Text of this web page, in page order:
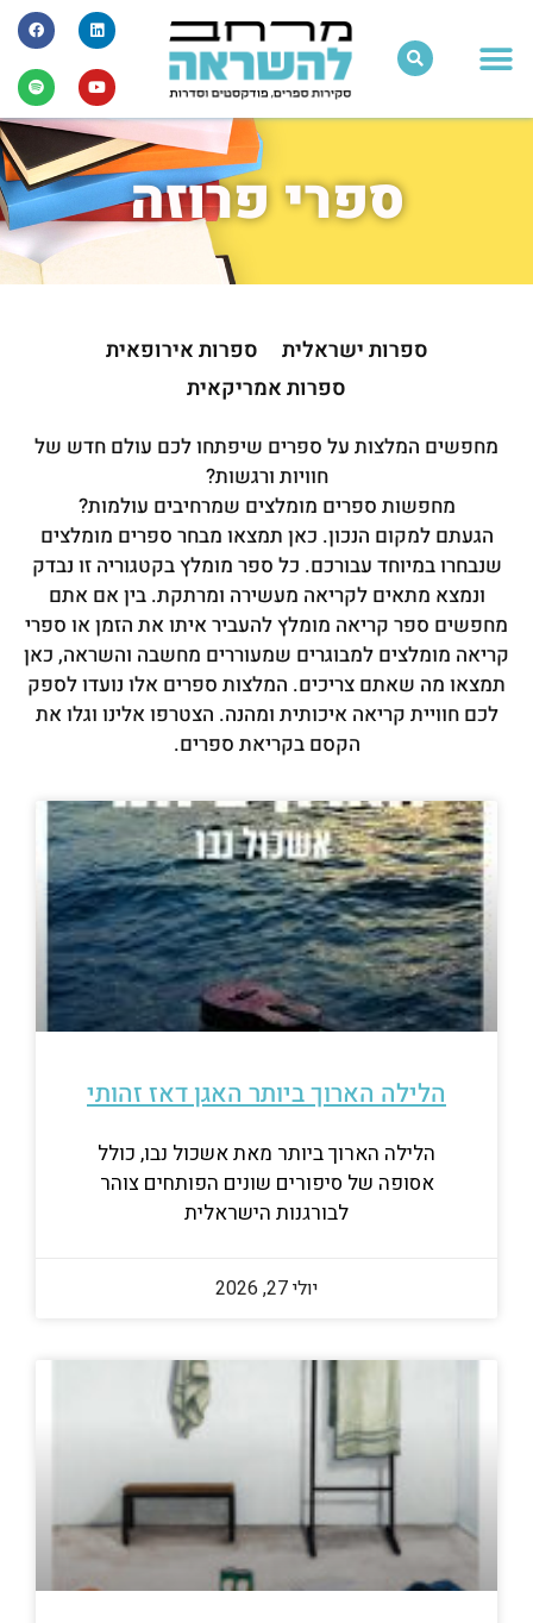
ספרי פרוזה
ספרות ישראלית
ספרות אירופאית
ספרות אמריקאית
מחפשים המלצות על ספרים שיפתחו לכם עולם חדש של
חוויות ורגשות?
מחפשות ספרים מומלצים שמרחיבים עולמות?
הגעתם למקום הנכון. כאן תמצאו מבחר ספרים מומלצים
שנבחרו במיוחד עבורכם. כל ספר מומלץ בקטגוריה זו נבדק
ונמצא מתאים לקריאה מעשירה ומרתקת. בין אם אתם
מחפשים ספר קריאה מומלץ להעביר איתו את הזמן או ספרי
קריאה מומלצים למבוגרים שמעוררים מחשבה והשראה, כאן
תמצאו מה שאתם צריכים. המלצות ספרים אלו נועדו לספק
לכם חוויית קריאה איכותית ומהנה. הצטרפו אלינו וגלו את
הקסם בקריאת ספרים.
הלילה הארוך ביותר האגן דאז זהותי
הלילה הארוך ביותר מאת אשכול נבו, כולל
אסופה של סיפורים שונים הפותחים צוהר
לבורגנות הישראלית
יולי 27, 2026